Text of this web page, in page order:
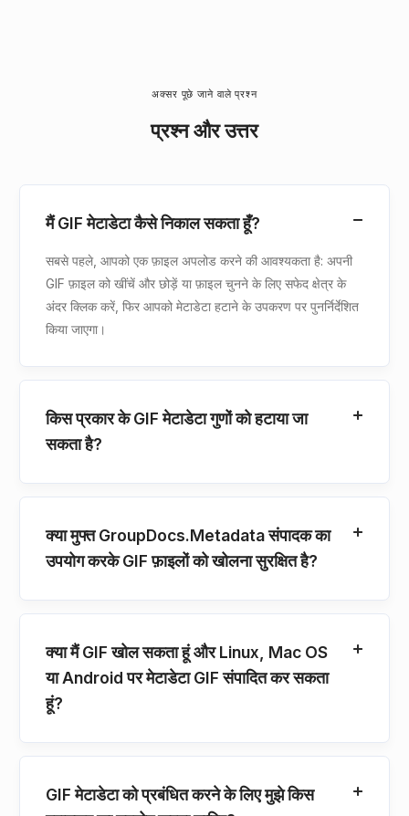
अक्सर पूछे जाने वाले प्रश्न
प्रश्न और उत्तर
मैं GIF मेटाडेटा कैसे निकाल सकता हूँ?
सबसे पहले, आपको एक फ़ाइल अपलोड करने की आवश्यकता है: अपनी
GIF फ़ाइल को खींचें और छोड़ें या फ़ाइल चुनने के लिए सफेद क्षेत्र के
अंदर क्लिक करें, फिर आपको मेटाडेटा हटाने के उपकरण पर पुनर्निर्देशित
किया जाएगा।
किस प्रकार के GIF मेटाडेटा गुणों को हटाया जा
सकता है?
क्या मुफ्त GroupDocs.Metadata संपादक का
उपयोग करके GIF फ़ाइलों को खोलना सुरक्षित है?
क्या मैं GIF खोल सकता हूं और Linux, Mac OS
या Android पर मेटाडेटा GIF संपादित कर सकता
हूं?
GIF मेटाडेटा को प्रबंधित करने के लिए मुझे किस